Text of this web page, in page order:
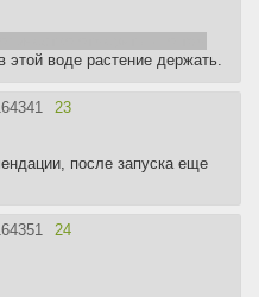
этой воде растение держать.
23
после запуска еще
24